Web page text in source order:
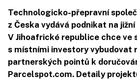
Technologicko­-přepravní
z Česka vydává podnikat na
V Jihoafrické republice chce ve
s místními investory vybudovat
partnerských pointů k
Parcelspot.com. Detaily